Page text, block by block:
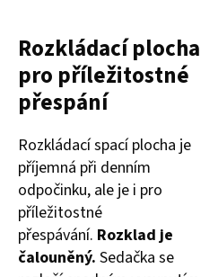
Rozkládací plocha
pro příležitostné
přespání
Rozkládací spací plocha je
příjemná při denním
odpočinku, ale je i pro
příležitostné
přespávání. Rozklad je
čalouněný. Sedačka se